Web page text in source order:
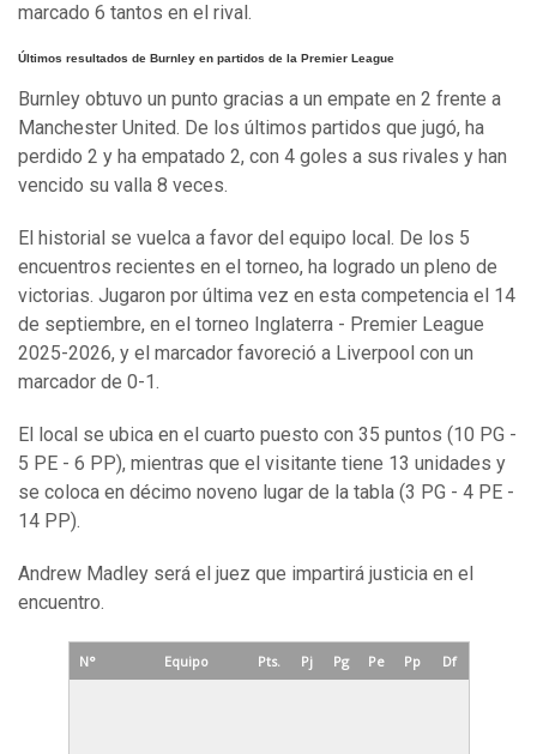
marcado 6 tantos en el rival.
Últimos resultados de Burnley en partidos de la Premier League
Burnley obtuvo un punto gracias a un empate en 2 frente a
Manchester United. De los últimos partidos que jugó, ha
perdido 2 y ha empatado 2, con 4 goles a sus rivales y han
vencido su valla 8 veces.
El historial se vuelca a favor del equipo local. De los 5
encuentros recientes en el torneo, ha logrado un pleno de
victorias. Jugaron por última vez en esta competencia el 14
de septiembre, en el torneo Inglaterra - Premier League
2025-2026, y el marcador favoreció a Liverpool con un
marcador de 0-1.
El local se ubica en el cuarto puesto con 35 puntos (10 PG -
5 PE - 6 PP), mientras que el visitante tiene 13 unidades y
se coloca en décimo noveno lugar de la tabla (3 PG - 4 PE -
14 PP).
Andrew Madley será el juez que impartirá justicia en el
encuentro.
N° Equipo Pts. Pj Pg Pe Pp Df